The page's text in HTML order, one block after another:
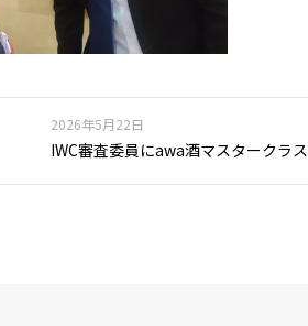
2026年5月22日
IWC審査委員にawa酒マスタークラス